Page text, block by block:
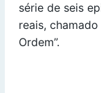
série de seis
reais,
Ordem”.